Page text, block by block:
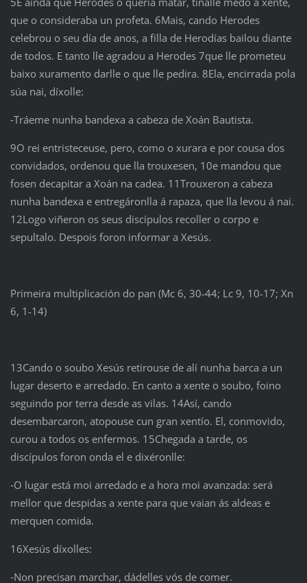
que o consideraba un profeta. 6Mais, cando Herodes
celebrou o seu día de anos, a filla de Herodías bailou diante
de todos. E tanto lle agradou a Herodes 7que lle prometeu
baixo xuramento darlle o que lle pedira. 8Ela, encirrada pola
súa nai, díxolle:
‑Tráeme nunha bandexa a cabeza de Xoán Bautista.
9O rei entristeceuse, pero, como o xurara e por cousa dos
convidados, ordenou que lla trouxesen, 10e mandou que
fosen decapitar a Xoán na cadea. 11Trouxeron a cabeza
nunha bandexa e entregáronlla á rapaza, que lla levou á nai.
12Logo viñeron os seus discípulos recoller o corpo e
sepultalo. Despois foron informar a Xesús.
Primeira multiplicación do pan (Mc 6, 30-44; Lc 9, 10-17; Xn
6, 1-14)
13Cando o soubo Xesús retirouse de alí nunha barca a un
lugar deserto e arredado. En canto a xente o soubo, foino
seguindo por terra desde as vilas. 14Así, cando
desembarcaron, atopouse cun gran xentío. El, conmovido,
curou a todos os enfermos. 15Chegada a tarde, os
discípulos foron onda el e dixéronlle:
‑O lugar está moi arredado e a hora moi avanzada: será
mellor que despidas a xente para que vaian ás aldeas e
merquen comida.
16Xesús díxolles:
‑Non precisan marchar, dádelles vós de comer.